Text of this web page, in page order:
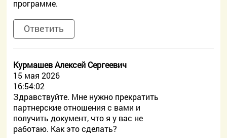
программе.
Ответить
Курмашев Алексей Сергеевич
15 мая 2026
16:54:02
Здравствуйте. Мне нужно прекратить
партнерские отношения с вами и
получить документ, что я у вас не
работаю. Как это сделать?